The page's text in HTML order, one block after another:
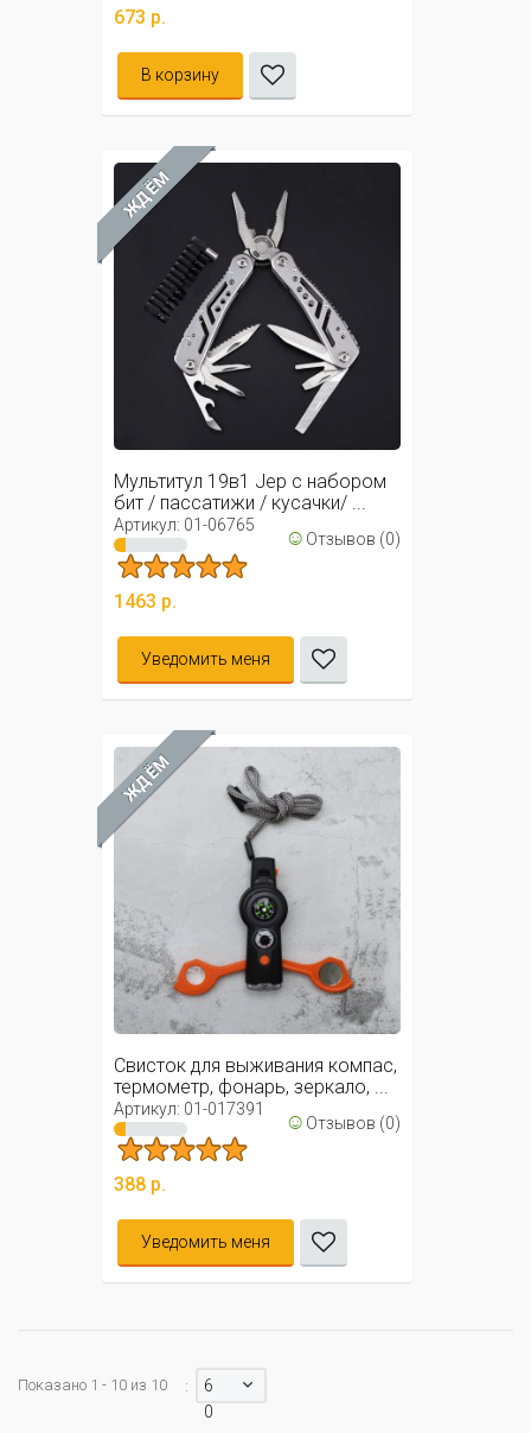
673 р.
В корзину
ЖДЁМ
Мультитул 19в1 Jep с набором
бит / пассатижи / кусачки/ ...
Артикул: 01-06765 ☺ Отзывов (0)
1463 р.
Уведомить меня
ЖДЁМ
Свисток для выживания компас,
термометр, фонарь, зеркало, ...
Артикул: 01-017391 ☺ Отзывов (0)
388 р.
Уведомить меня
Показано 1 - 10 из 10 :
6
0